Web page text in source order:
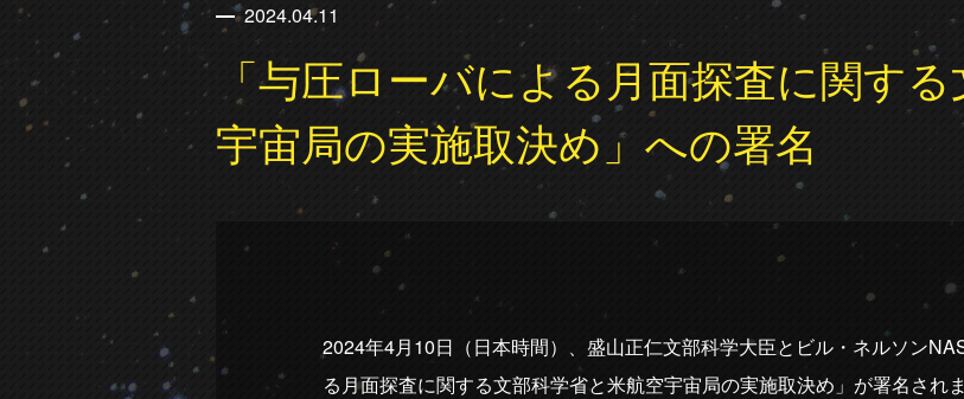
2024.04.11
「与圧ローバによる月面探査に関す
宇宙局の実施取決め」への署名
2024年4月10日（日本時間）、盛山正仁文部科学大臣とビル・ネルソン
る月面探査に関する文部科学省と米航空宇宙局の実施取決め」が署名されま